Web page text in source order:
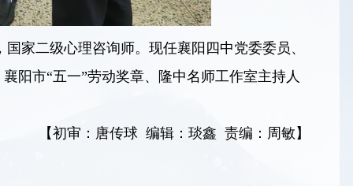
家二级心理咨询师。现任襄阳四中党委委员、
阳市“五一”劳动奖章、隆中名师工作室主持人
【初审：唐传球 编辑：琰鑫 责编：周敏】